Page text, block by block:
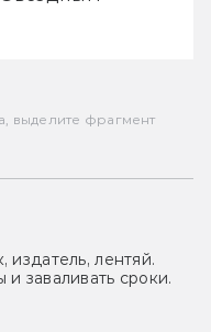
выделите фрагмент
издатель, лентяй.
заваливать сроки.